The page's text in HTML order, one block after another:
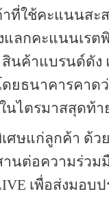
ใช้คะแนนสะ
ลกคะแนนเรต
สินค้าแบรนด์ดั
ยธนาคารคาด
นไตรมาสสุดท้
ศษแก่ลูกค้า ด้ว
นต่อความร่ว
เพื่อส่งมอบ